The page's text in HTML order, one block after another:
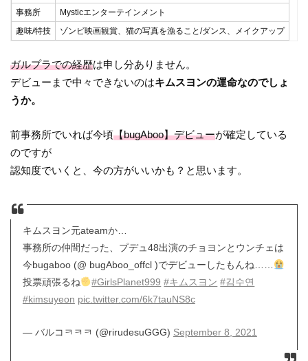
事務所
Mysticエンターテインメント
趣味/特技
ゾンビ映画観賞、猫の写真を漁ること/ダンス、メイクアップ
ガルプラでの経歴は申し分ありません。
デビューまで中々できないのはキムスヨンの運命なのでしょ
うか。
前事務所でいれば今頃【bugAboo】デビューが確定している
のですが
認知度でいくと、今の方がいいかも？と思います。
キムスヨン元ateamか…
事務所の仲間だった、プデュ48出演のチョヨンとウンチェは
今bugaboo (@ bugAboo_offcl )でデビューしたもんね……
投票頑張るね
#GirlsPlanet999 #キムスヨン #김수연
#kimsuyeon pic.twitter.com/6k7tauNS8c
— バルコㅋㅋㅋ (@rirudesuGGG) September 8, 2021